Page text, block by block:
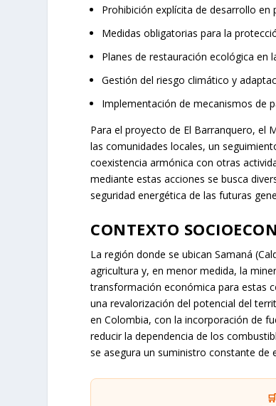
Prohibición explícita de desarrollo en
Medidas obligatorias para la
Planes de restauración ecológica en
Gestión del riesgo climático y
Implementación de mecanismos de
Para el proyecto de El Barranquero, el
las comunidades locales, un
coexistencia armónica con otras
mediante estas acciones se busca
seguridad energética de las futuras
CONTEXTO
La región donde se ubican Samaná
agricultura y, en menor medida, la
transformación económica para estas
una revalorización del potencial del
en Colombia, con la incorporación de
reducir la dependencia de los
se asegura un suministro constante de